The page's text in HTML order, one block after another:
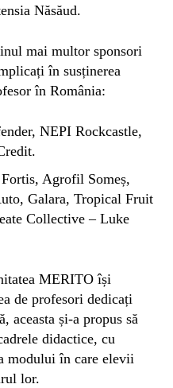
Năsăud.
mai multor sponsori
în susținerea
în România:
NEPI Rockcastle,
Agrofil Someș,
Galara, Tropical Fruit
Collective – Luke
MERITO își
de profesori dedicați
aceasta și-a propus să
didactice, cu
modului în care elevii
lor.